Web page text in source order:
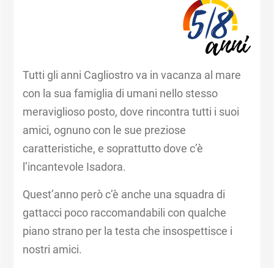
Tutti gli anni Cagliostro va in vacanza al mare
con la sua famiglia di umani nello stesso
meraviglioso posto, dove rincontra tutti i suoi
amici, ognuno con le sue preziose
caratteristiche, e soprattutto dove c’è
l’incantevole Isadora.
Quest’anno però c’è anche una squadra di
gattacci poco raccomandabili con qualche
piano strano per la testa che insospettisce i
nostri amici.